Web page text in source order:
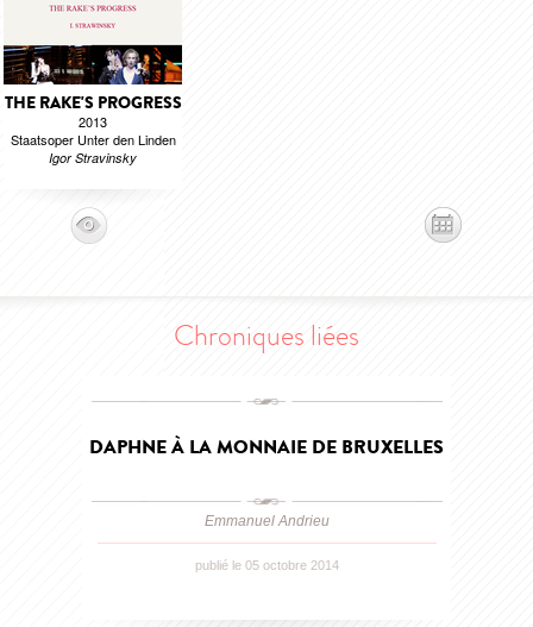
THE RAKE'S PROGRESS
2013
Staatsoper Unter den Linden
Igor Stravinsky
Chroniques liées
DAPHNE À LA MONNAIE DE BRUXELLES
Emmanuel Andrieu
publié le 05 octobre 2014